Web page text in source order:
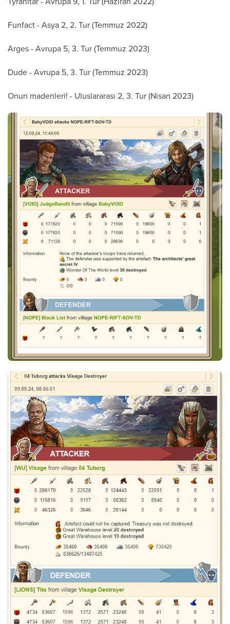
Funfact - Asya 2, 2. Tur (Temmuz 2022)
Arges - Avrupa 5, 3. Tur (Temmuz 2023)
Dude - Avrupa 5, 3. Tur (Temmuz 2023)
Onun madenleri! - Uluslararası 2, 3. Tur (Nisan 2023)